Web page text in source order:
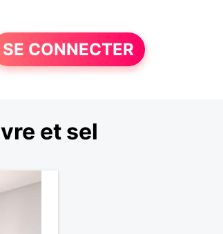
SE CONNECTER
et sel